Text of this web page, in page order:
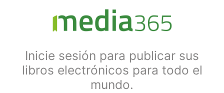
Inicie sesión para publicar sus
libros electrónicos para todo el
mundo.